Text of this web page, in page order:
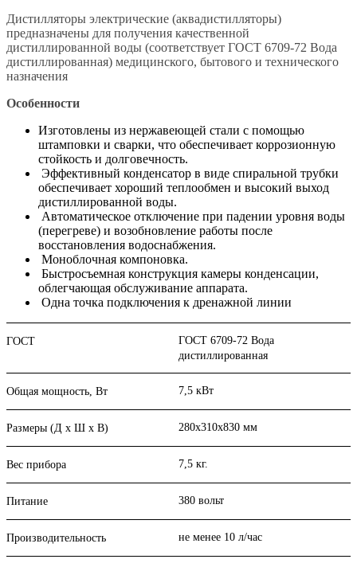
Дистилляторы электрические (аквадистилляторы)
предназначены для получения качественной
дистиллированной воды (соответствует ГОСТ 6709-72 Вода
дистиллированная) медицинского, бытового и технического
назначения
Особенности
Изготовлены из нержавеющей стали с помощью
штамповки и сварки, что обеспечивает коррозионную
стойкость и долговечность.
Эффективный конденсатор в виде спиральной трубки
обеспечивает хороший теплообмен и высокий выход
дистиллированной воды.
Автоматическое отключение при падении уровня воды
(перегреве) и возобновление работы после
восстановления водоснабжения.
Моноблочная компоновка.
Быстросъемная конструкция камеры конденсации,
облегчающая обслуживание аппарата.
Одна точка подключения к дренажной линии
ГОСТ
ГОСТ 6709-72 Вода
дистиллированная
Общая мощность, Вт 7,5 кВт
Размеры (Д х Ш х В) 280х310х830 мм
Вес прибора 7,5 кг.
Питание 380 вольт
Производительность не менее 10 л/час